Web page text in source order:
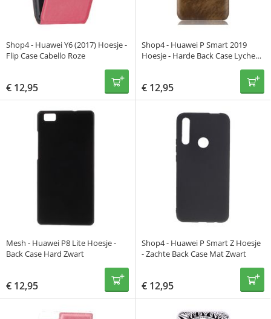
Shop4 - Huawei Y6 (2017) Hoesje -
Flip Case Cabello Roze
€ 12,95
Shop4 - Huawei P Smart 2019
Hoesje - Harde Back Case Lychee
€ 12,95
Mesh - Huawei P8 Lite Hoesje -
Back Case Hard Zwart
€ 12,95
Shop4 - Huawei P Smart Z Hoesje
- Zachte Back Case Mat Zwart
€ 12,95